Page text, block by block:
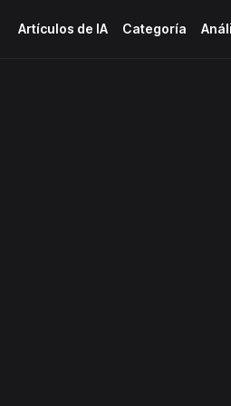
Artículos de IA Categoría